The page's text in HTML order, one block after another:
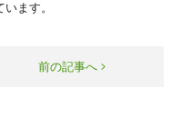
ます。
前の記事へ